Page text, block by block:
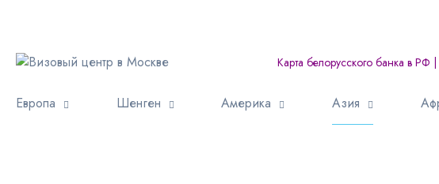
Карта белорусского банка в РФ
Европа Шенген Америка Азия